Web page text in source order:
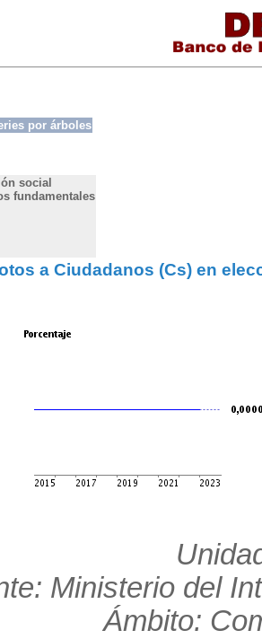
por árboles
social
fundamentales
a Ciudadanos (Cs) en
Ministerio del
Ámbito: